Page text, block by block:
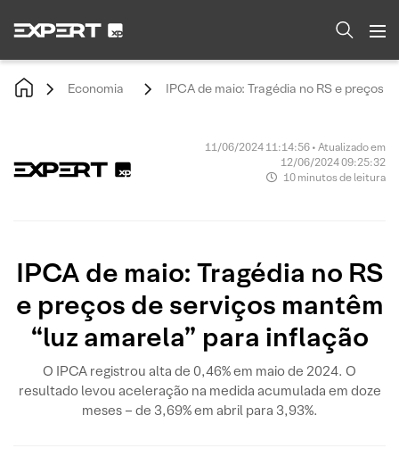
Economia IPCA de maio: Tragédia no RS e preços
11/06/2024 11:14:56 • Atualizado em
12/06/2024 09:25:32
10 minutos de leitura
IPCA de maio: Tragédia no RS
e preços de serviços mantêm
“luz amarela” para inflação
O IPCA registrou alta de 0,46% em maio de 2024. O
resultado levou aceleração na medida acumulada em doze
meses – de 3,69% em abril para 3,93%.